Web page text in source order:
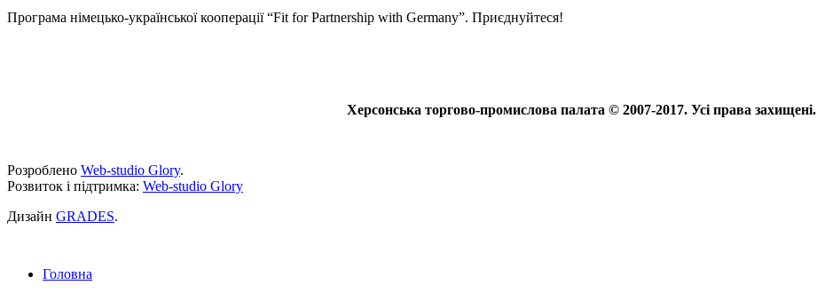
Програма німецько-української кооперації “Fit for Partnership with Germany”. Приєднуйтеся!
Херсонська торгово-промислова палата © 2007-2017. Усі права захищені.
Розроблено Web-studio Glory.
Розвиток і підтримка: Web-studio Glory
Дизайн GRADES.
Головна